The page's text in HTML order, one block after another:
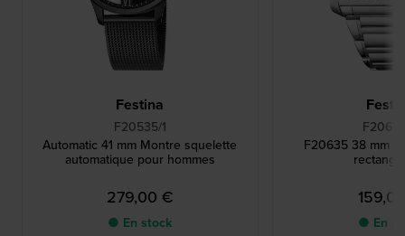
Festina
F20535/1
Automatic 41 mm Montre squelette
automatique pour hommes
279,00 €
● En stock
F20635 38 mm
● En